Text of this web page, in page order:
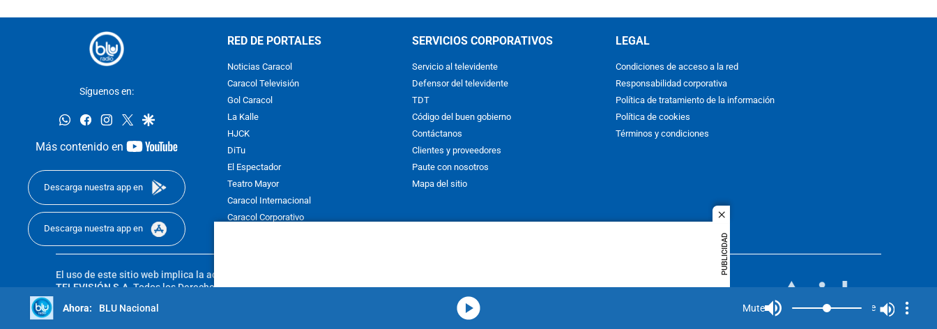
close
PUBLICIDAD
Síguenos en:
whatsappfacebookinstagram
twittergoogle
Más contenido en
youtube-
Descarga nuestra app en
Descarga nuestra app en
RED DE PORTALES
Noticias Caracol
Caracol Televisión
Gol Caracol
La Kalle
HJCK
DiTu
El Espectador
Teatro Mayor
Caracol Internacional
Caracol Corporativo
SERVICIOS CORPORATIVOS
Servicio al televidente
Defensor del televidente
TDT
Código del buen gobierno
Contáctanos
Clientes y proveedores
Paute con nosotros
Mapa del sitio
LEGAL
Condiciones de acceso a la red
Responsabilidad corporativa
Política de tratamiento de la información
Política de cookies
Términos y condiciones
El uso de este sitio web implica la aceptación de los
TELEVISIÓN S.A.Todos los Derechos Reservados D.R.A. Prohibida su reproducción total o parcial, así como su traducción a cualquier idioma
sin autorización escrita de su titular. Reproduction in whole or in part, or translation without written permission is prohibited. All rights
reserved 2025.BLU Nacional
Mute Mute